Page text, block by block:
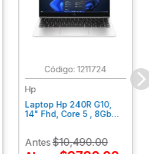
:1211724
Hp
Laptop Hp 240R G10,
14" Fhd, Core 5 , 8Gb
Antes$10,490.00